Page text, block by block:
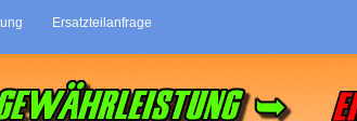
Ersatzteilanfrage